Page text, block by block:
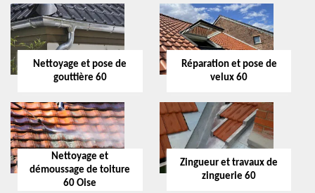
Nettoyage et pose de
gouttière 60
Réparation et pose de
velux 60
Nettoyage et
démoussage de toiture
60 Oise
Zingueur et travaux de
zinguerie 60